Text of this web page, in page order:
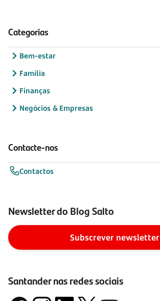
Categorias
Bem-estar
Família
Finanças
Negócios & Empresas
Contacte-nos
Contactos
Newsletter do Blog Salto
Subscrever newsletter
Santander nas redes sociais